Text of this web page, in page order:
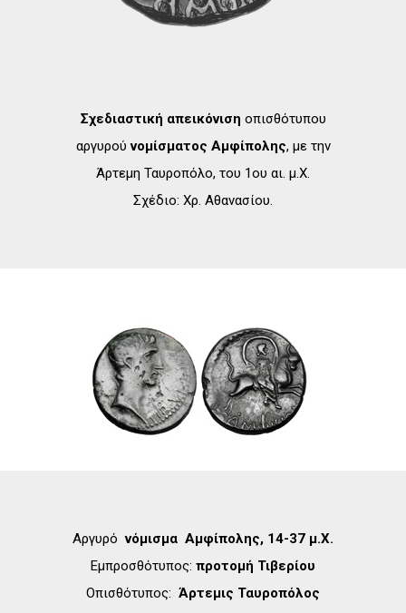
Σχεδιαστική απεικόνιση οπισθότυπου
αργυρούνομίσματος Αμφίπολης, με την
Άρτεμη Ταυροπόλο, του 1ου αι. μ.Χ.
Σχέδιο: Χρ. Αθανασίου.
Aργυρόνόμισμα Αμφίπολης, 14-37 μ.Χ.
Εμπροσθότυπος: προτομή Τιβερίου
Οπισθότυπος: Άρτεμις Ταυροπόλος